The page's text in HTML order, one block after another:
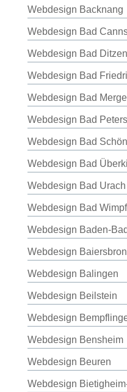
Webdesign Backnang
Webdesign Bad
Webdesign Bad
Webdesign Bad
Webdesign Bad
Webdesign Bad
Webdesign Bad
Webdesign Bad
Webdesign Bad Urach
Webdesign Bad
Webdesign Baden-
Webdesign
Webdesign Balingen
Webdesign Beilstein
Webdesign
Webdesign Bensheim
Webdesign Beuren
Webdesign